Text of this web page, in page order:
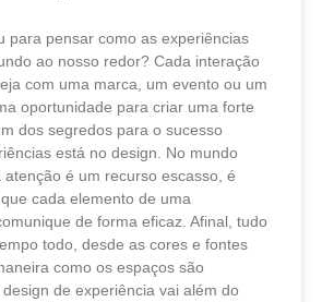
para pensar como as experiências
ao nosso redor? Cada interação
com uma marca, um evento ou um
oportunidade para criar uma forte
dos segredos para o sucesso
está no design. No mundo
atenção é um recurso escasso, é
cada elemento de uma
de forma eficaz. Afinal, tudo
todo, desde as cores e fontes
como os espaços são
de experiência vai além do